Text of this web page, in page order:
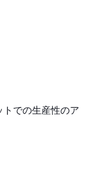
トでの生産性のア